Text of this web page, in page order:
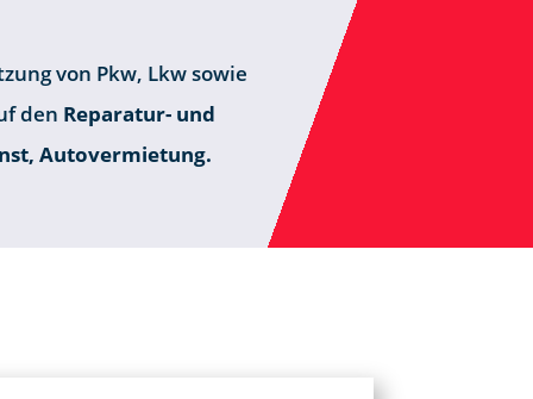
von Pkw, Lkw sowie
den Reparatur- und
Autovermietung.